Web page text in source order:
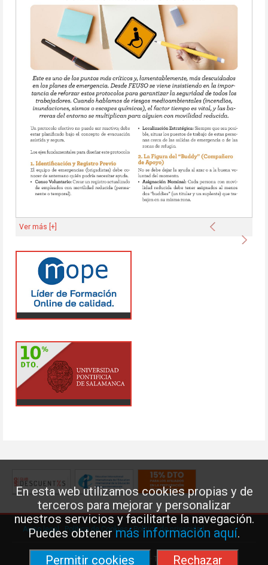
En esta web utilizamos cookies propias y de
terceros para mejorar y personalizar
nuestros servicios y facilitarte la navegación.
Puedes obtenermás información aquí.
Permitir cookies
Rechazar
Anterior
Ver más [+]
Aviso legal Política de Cookies· Política de privacidad
Federación de Enseñanza de USO · Teléfono: 91 577 41 13 ·